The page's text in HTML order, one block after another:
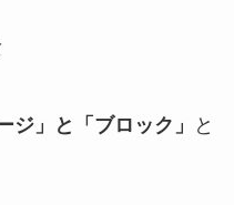
ジ」と「ブロック」
と